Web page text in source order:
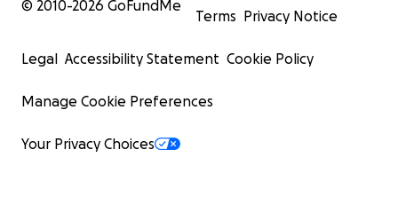
© 2010-2026 GoFundMe
Terms Privacy Notice
Legal Accessibility Statement Cookie Policy
Manage Cookie Preferences
Your Privacy Choices